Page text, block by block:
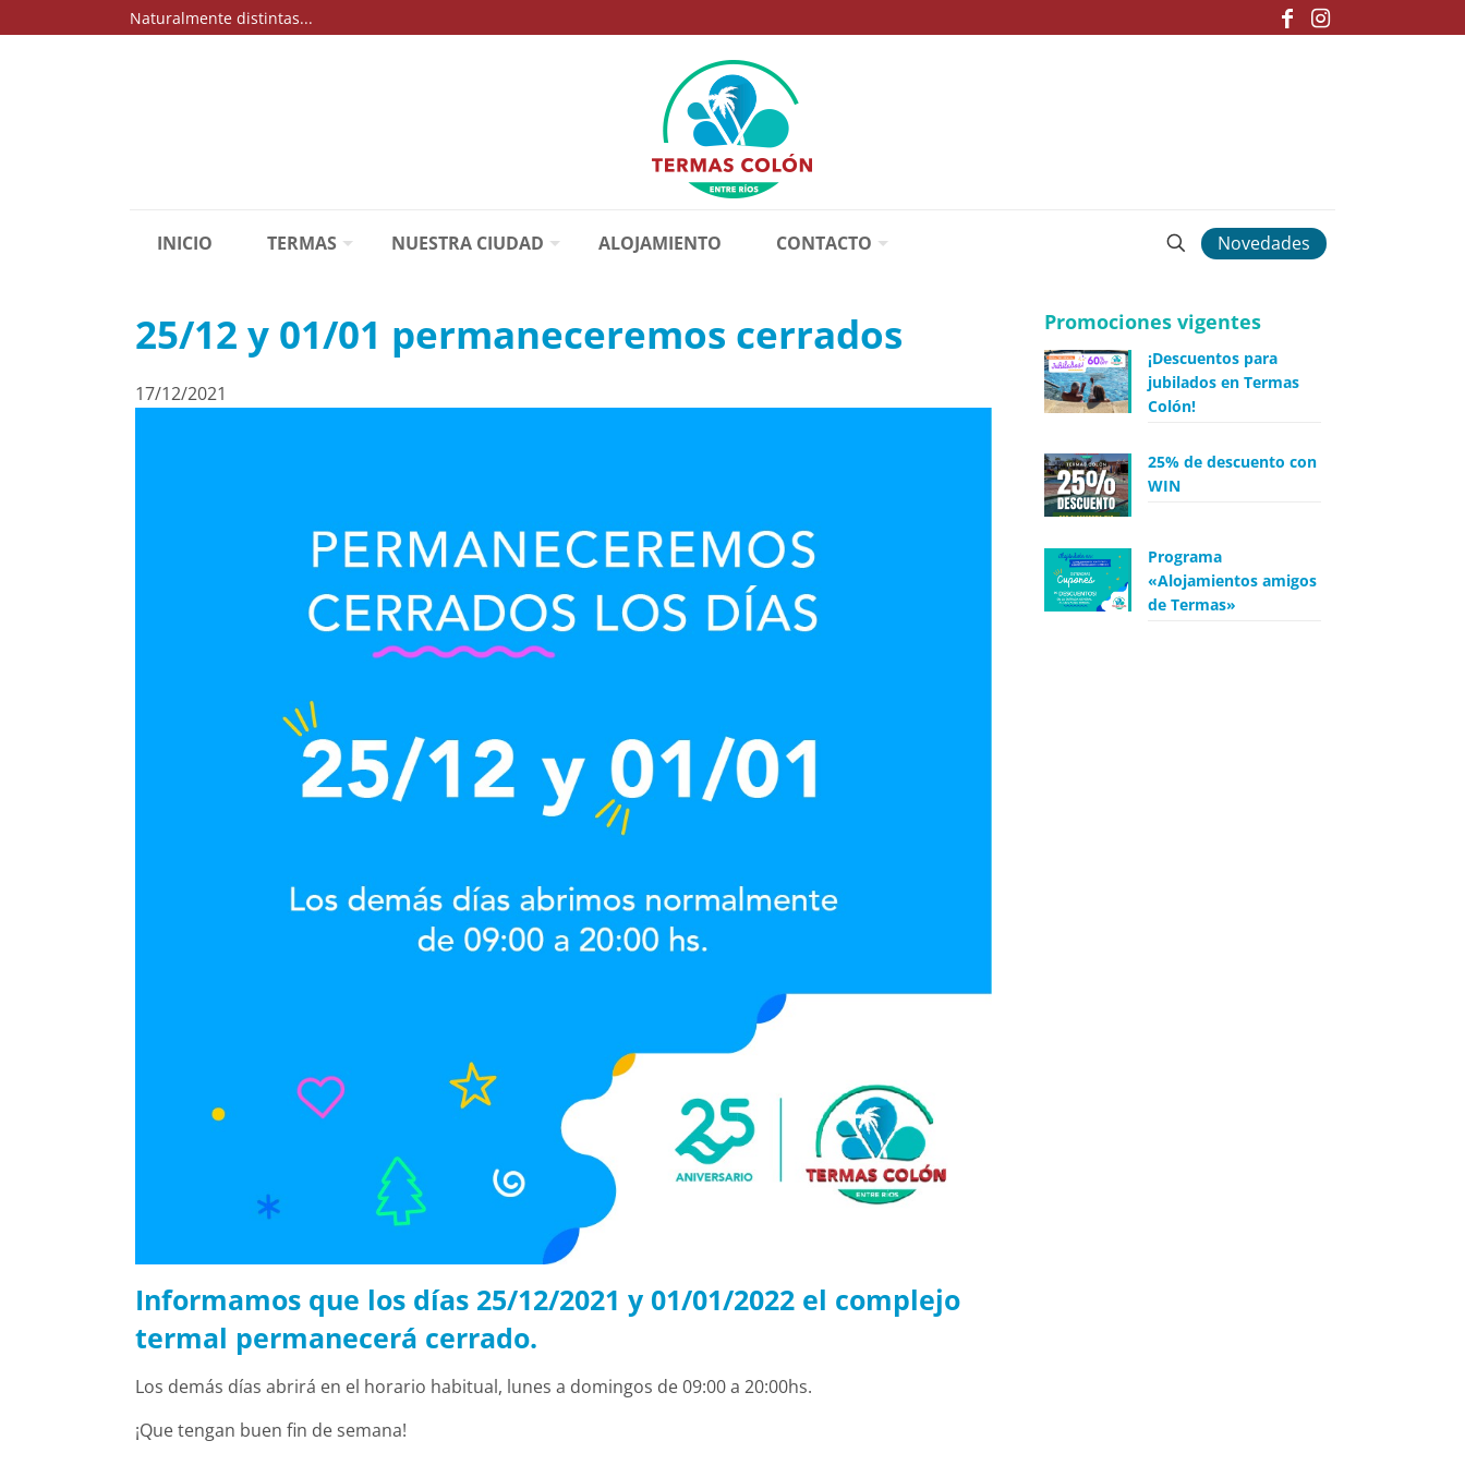
Naturalmente distintas...
INICIO TERMAS NUESTRA CIUDAD ALOJAMIENTO CONTACTO Novedades
25/12 y 01/01 permaneceremos cerrados
17/12/2021
Informamos que los días 25/12/2021 y 01/01/2022 el complejo
termal permanecerá cerrado.
Los demás días abrirá en el horario habitual, lunes a domingos de 09:00 a 20:00hs.
¡Que tengan buen fin de semana!
Promociones vigentes
¡Descuentos para
jubilados en Termas
Colón!
25% de descuento con
WIN
Programa
«Alojamientos amigos
de Termas»